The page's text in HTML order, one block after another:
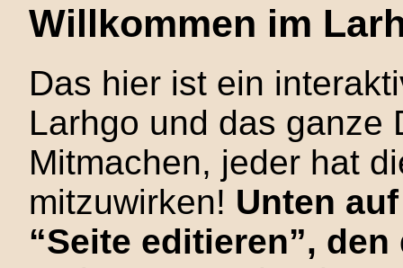
Willkommen im
Das hier ist ein
Larhgo und das ganze
Mitmachen, jeder hat
mitzuwirken! Unten
“Seite editieren”,